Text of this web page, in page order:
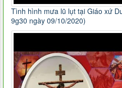
Tình hình mưa lũ lụt tại Giáo xứ
9g30 ngày 09/10/2020)